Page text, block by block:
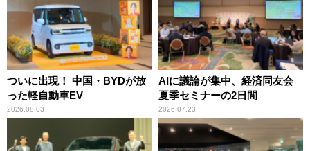
ついに出現！ 中国・BYDが放
った軽自動車EV
2026.08.03
AIに議論が集中、経済同友会
夏季セミナーの2日間
2026.07.23